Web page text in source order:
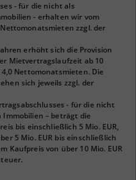
- für die nicht als
- erhalten wir vom
zzgl. der
erhöht sich die Provision
Mietvertragslaufzeit ab 10
Nettomonatsmieten. Die
sich jeweils zzgl. der
- für die nicht
– beträgt die
bis einschließlich 5 Mio. EUR,
5 Mio. EUR bis einschließlich
Kaufpreis von über 10 Mio. EUR